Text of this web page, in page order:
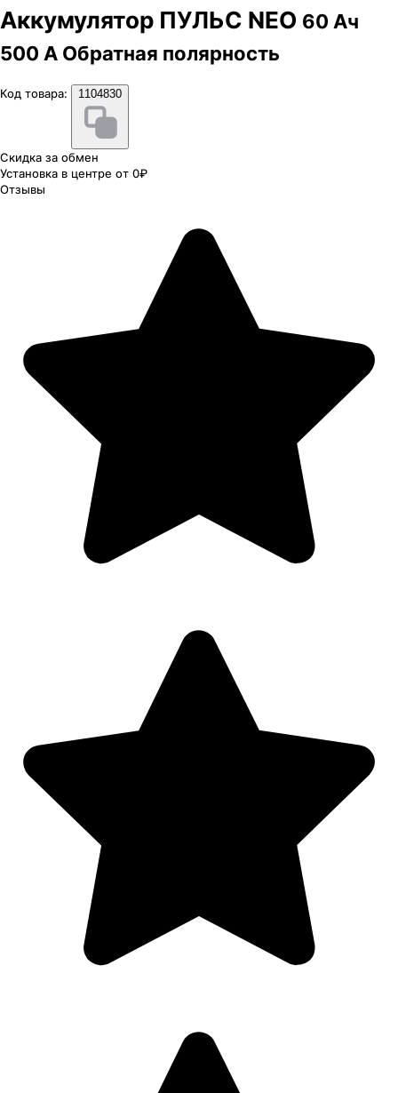
Аккумулятор ПУЛЬС NEO 60 Ач
500 А Обратная полярность
Код товара: 1104830
Скидка за обмен
Установка в центре от 0₽
Отзывы